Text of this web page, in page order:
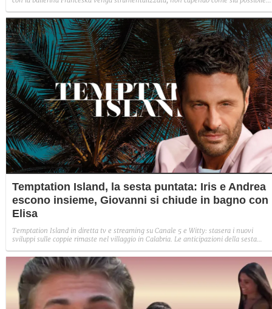
Temptation Island, la sesta puntata: Iris e Andrea
escono insieme, Giovanni si chiude in bagno con
Elisa
Temptation Island in diretta tv e streaming su Canale 5 e Witty: stasera i nuovi
sviluppi sulle coppie rimaste nel villaggio in Calabria. Le anticipazioni della sesta
Sabrina rifiuta il falò con Giovanni e si avvicina a Lory.